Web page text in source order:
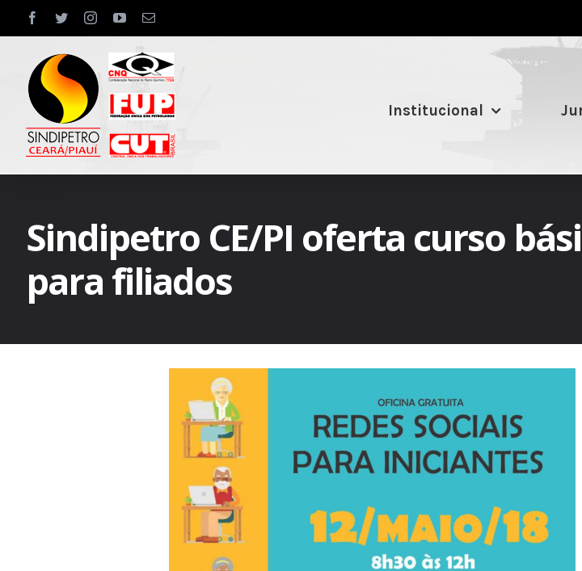
to
content
facebook
twitterinstagram
youtubeEmail
Institucional
Sindipetro CE/PI oferta curso
para filiados